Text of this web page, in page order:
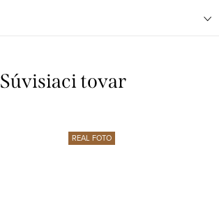
Súvisiaci tovar
REAL FOTO